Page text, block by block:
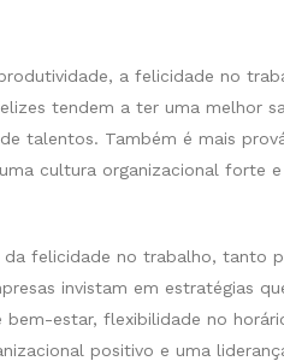
a felicidade no
tendem a ter uma melhor
talentos. Também é mais
cultura organizacional forte
felicidade no trabalho, tanto
invistam em estratégias
estar, flexibilidade no
positivo e uma